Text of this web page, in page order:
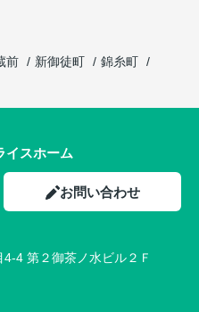
前 新御徒町
錦糸町
イスホーム
お問い合わせ
4 第２御茶ノ水ビル２Ｆ